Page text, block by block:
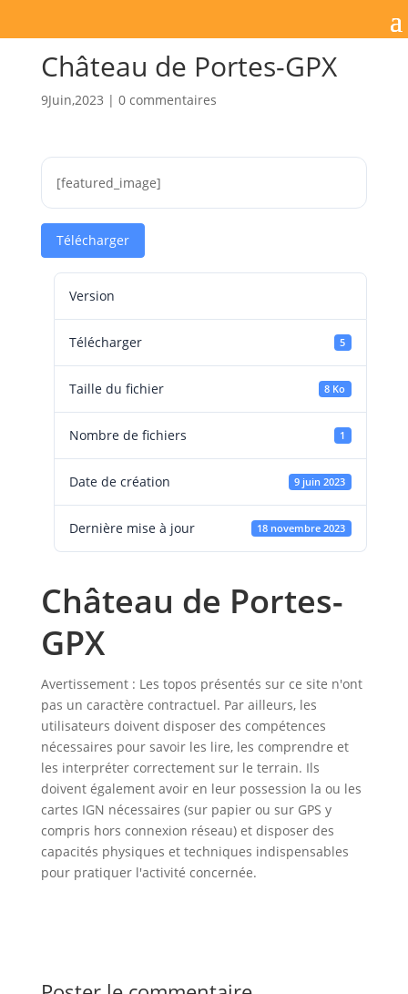
Château de Portes-GPX
9Juin,2023 | 0 commentaires
[featured_image]
Télécharger
Version
Télécharger 5
Taille du fichier 8 Ko
Nombre de fichiers 1
Date de création 9 juin 2023
Dernière mise à jour 18 novembre 2023
Château de Portes-
GPX
Avertissement : Les topos présentés sur ce site n'ont
pas un caractère contractuel. Par ailleurs, les
utilisateurs doivent disposer des compétences
nécessaires pour savoir les lire, les comprendre et
les interpréter correctement sur le terrain. Ils
doivent également avoir en leur possession la ou les
cartes IGN nécessaires (sur papier ou sur GPS y
compris hors connexion réseau) et disposer des
capacités physiques et techniques indispensables
pour pratiquer l'activité concernée.